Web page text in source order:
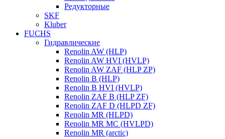
Редукторные
SKF
Kluber
FUCHS
Гидравлические
Renolin AW (HLP)
Renolin AW HVI (HVLP)
Renolin AW ZAF (HLP ZP)
Renolin B (HLP)
Renolin B HVI (HVLP)
Renolin ZAF B (HLP ZF)
Renolin ZAF D (HLPD ZF)
Renolin MR (HLPD)
Renolin MR MC (HVLPD)
Renolin MR (arctic)